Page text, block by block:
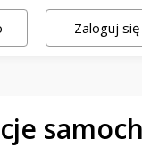
Zaloguj się